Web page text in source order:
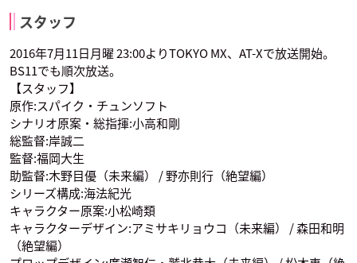
万代大作
緒方恵美
苗木 誠 霧切響子
声優：藤田咲
安藤流流歌
声優：水瀬いのり 声優：江口拓也 声優：本郷奏多
スタッフ
2016年7月11日月曜 23:00よりTOKYO MX、AT-Xで放送開始。
BS11でも順次放送。
【スタッフ】
原作:スパイク・チュンソフト
シナリオ原案・総指揮:小高和剛
総監督:岸誠二
監督:福岡大生
助監督:木野目優（未来編） / 野亦則行（絶望編）
シリーズ構成:海法紀光
キャラクター原案:小松崎類
キャラクターデザイン:アミサキリョウコ（未来編） / 森田和明
（絶望編）